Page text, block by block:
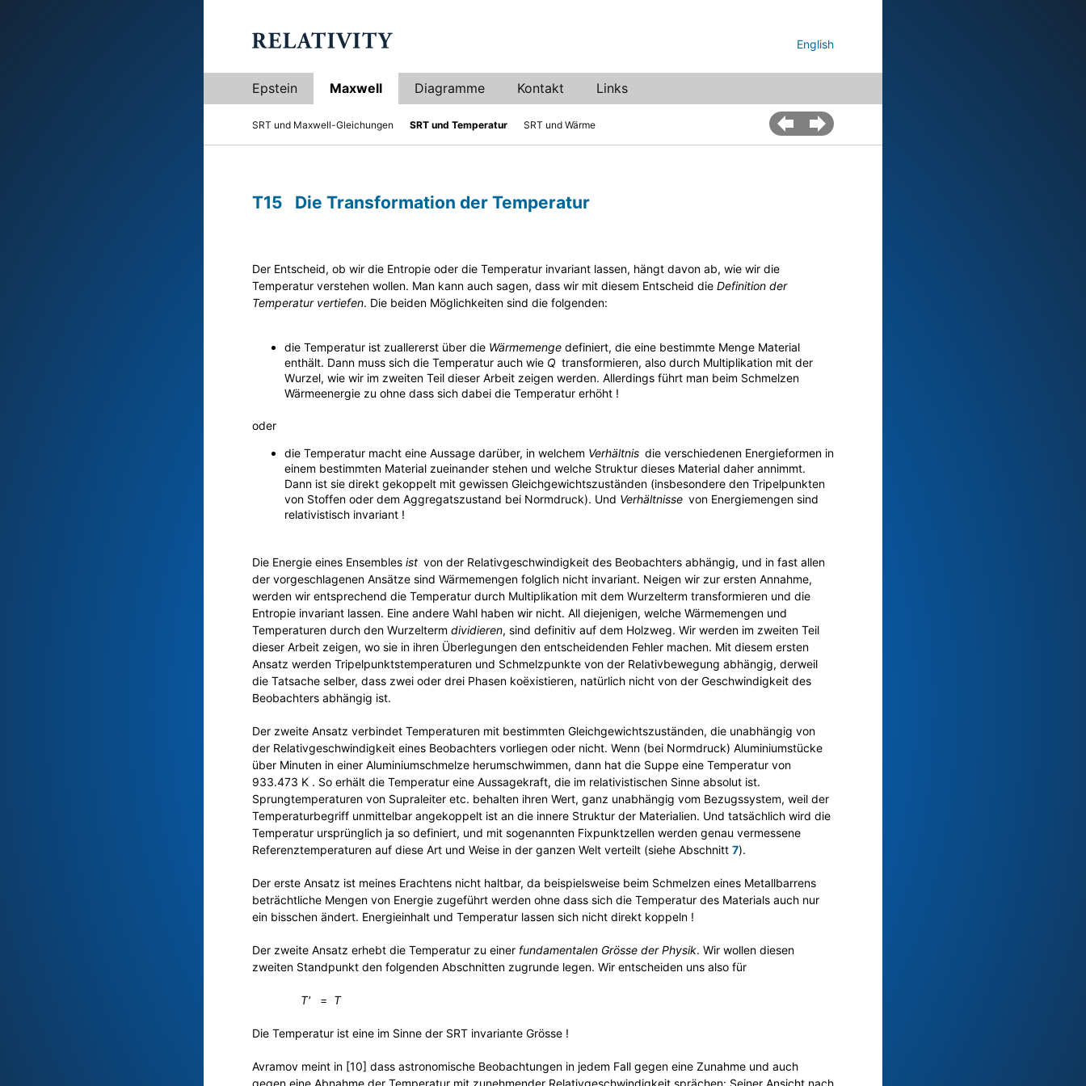
English
Epstein Maxwell Diagramme Kontakt Links
SRT und Maxwell-Gleichungen SRT und Temperatur SRT und Wärme
T15 Die Transformation der Temperatur
Der Entscheid, ob wir die Entropie oder die Temperatur invariant lassen, hängt davon ab, wie wir die
Temperatur verstehen wollen. Man kann auch sagen, dass wir mit diesem Entscheid die Definition der
Temperatur vertiefen. Die beiden Möglichkeiten sind die folgenden:
die Temperatur ist zuallererst über die Wärmemenge definiert, die eine bestimmte Menge Material
enthält. Dann muss sich die Temperatur auch wie Q transformieren, also durch Multiplikation mit der
Wurzel, wie wir im zweiten Teil dieser Arbeit zeigen werden. Allerdings führt man beim Schmelzen
Wärmeenergie zu ohne dass sich dabei die Temperatur erhöht !
oder
die Temperatur macht eine Aussage darüber, in welchem Verhältnis die verschiedenen Energieformen in
einem bestimmten Material zueinander stehen und welche Struktur dieses Material daher annimmt.
Dann ist sie direkt gekoppelt mit gewissen Gleichgewichtszuständen (insbesondere den Tripelpunkten
von Stoffen oder dem Aggregatszustand bei Normdruck). Und Verhältnisse von Energiemengen sind
relativistisch invariant !
Die Energie eines Ensembles ist von der Relativgeschwindigkeit des Beobachters abhängig, und in fast allen
der vorgeschlagenen Ansätze sind Wärmemengen folglich nicht invariant. Neigen wir zur ersten Annahme,
werden wir entsprechend die Temperatur durch Multiplikation mit dem Wurzelterm transformieren und die
Entropie invariant lassen. Eine andere Wahl haben wir nicht. All diejenigen, welche Wärmemengen und
Temperaturen durch den Wurzelterm dividieren, sind definitiv auf dem Holzweg. Wir werden im zweiten Teil
dieser Arbeit zeigen, wo sie in ihren Überlegungen den entscheidenden Fehler machen. Mit diesem ersten
Ansatz werden Tripelpunktstemperaturen und Schmelzpunkte von der Relativbewegung abhängig, derweil
die Tatsache selber, dass zwei oder drei Phasen koëxistieren, natürlich nicht von der Geschwindigkeit des
Beobachters abhängig ist.
Der zweite Ansatz verbindet Temperaturen mit bestimmten Gleichgewichtszuständen, die unabhängig von
der Relativgeschwindigkeit eines Beobachters vorliegen oder nicht. Wenn (bei Normdruck) Aluminiumstücke
über Minuten in einer Aluminiumschmelze herumschwimmen, dann hat die Suppe eine Temperatur von
933.473 K . So erhält die Temperatur eine Aussagekraft, die im relativistischen Sinne absolut ist.
Sprungtemperaturen von Supraleiter etc. behalten ihren Wert, ganz unabhängig vom Bezugssystem, weil der
Temperaturbegriff unmittelbar angekoppelt ist an die innere Struktur der Materialien. Und tatsächlich wird die
Temperatur ursprünglich ja so definiert, und mit sogenannten Fixpunktzellen werden genau vermessene
Referenztemperaturen auf diese Art und Weise in der ganzen Welt verteilt (siehe Abschnitt 7).
Der erste Ansatz ist meines Erachtens nicht haltbar, da beispielsweise beim Schmelzen eines Metallbarrens
beträchtliche Mengen von Energie zugeführt werden ohne dass sich die Temperatur des Materials auch nur
ein bisschen ändert. Energieinhalt und Temperatur lassen sich nicht direkt koppeln !
Der zweite Ansatz erhebt die Temperatur zu einer fundamentalen Grösse der Physik. Wir wollen diesen
zweiten Standpunkt den folgenden Abschnitten zugrunde legen. Wir entscheiden uns also für
T' = T
Die Temperatur ist eine im Sinne der SRT invariante Grösse !
Avramov meint in [10] dass astronomische Beobachtungen in jedem Fall gegen eine Zunahme und auch
gegen eine Abnahme der Temperatur mit zunehmender Relativgeschwindigkeit sprächen: Seiner Ansicht nach